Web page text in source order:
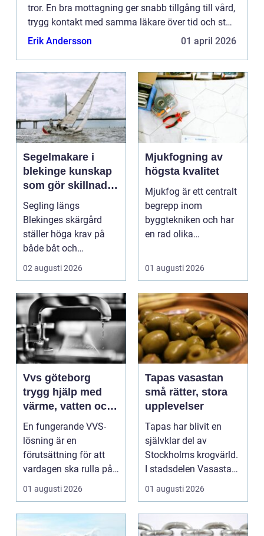
tror. En bra mottagning ger snabb tillgång till vård,
trygg kontakt med samma läkare över tid och stöd
när livet förändras från småbarnsår och arbetsliv
Erik Andersson 01 april 2026
Segelmakare i
blekinge kunskap
som gör skillnad
på vattnet
Segling längs
Blekinges skärgård
ställer höga krav på
både båt och
utrustning. Vinden
vrider snabbt ...
02 augusti 2026
Mjukfogning av
högsta kvalitet
Mjukfog är ett centralt
begrepp inom
byggtekniken och har
en rad olika
..
01 augusti 2026
Vvs göteborg
trygg hjälp med
värme, vatten och
sanitet
En fungerande VVS-
lösning är en
förutsättning för att
vardagen ska rulla på.
När värmen strular,
01 augusti 2026
Tapas vasastan
små rätter, stora
upplevelser
Tapas har blivit en
självklar del av
Stockholms krogvärld.
I stadsdelen Vasastan
har utvecklingen gå...
01 augusti 2026